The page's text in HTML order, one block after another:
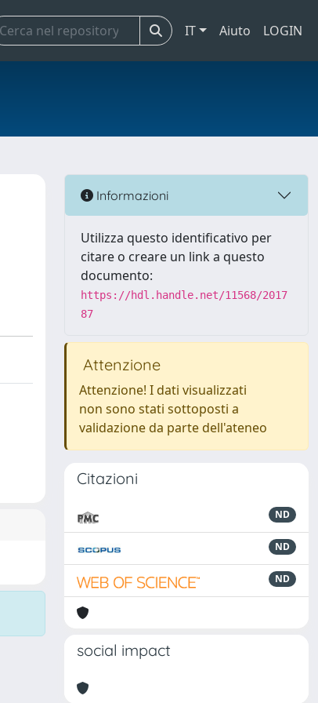
IT Aiuto LOGIN
Informazioni
Utilizza questo identificativo per
citare o creare un link a questo
documento:
https://hdl.handle.net/11568/2017
87
Attenzione
Attenzione! I dati visualizzati
non sono stati sottoposti a
validazione da parte dell'ateneo
Citazioni
ND
ND
ND
social impact